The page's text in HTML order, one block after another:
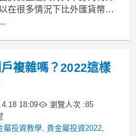
在很多情況下比外匯貨幣更
值，近期地緣政治衝突以及
年更推薦投資哪個？接下來就
詳細的分析。
產品如何選擇？20
複雜嗎？2022這樣
18:09 瀏覽人次 :85
屬投資教學,貴金屬投資2022,